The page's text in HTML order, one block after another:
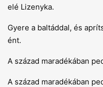
elé Lizenyka.
Gyere a baltáddal, és
ént.
A század maradékában
A század maradékában